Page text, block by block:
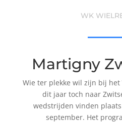
WK
Martigny
Wie ter plekke wil zijn bij het
dit jaar toch naar
wedstrijden vinden
september. Het